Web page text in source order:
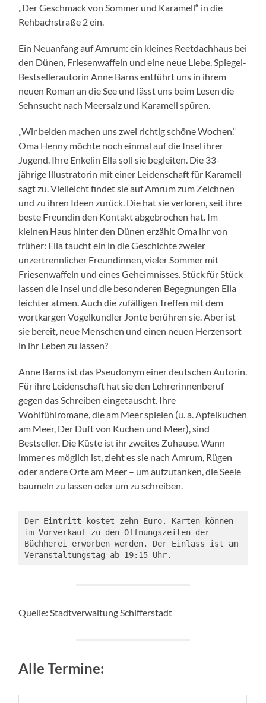
„Der Geschmack von Sommer und Karamell“ in die
Rehbachstraße 2 ein.
Ein Neuanfang auf Amrum: ein kleines Reetdachhaus bei
den Dünen, Friesenwaffeln und eine neue Liebe. Spiegel-
Bestsellerautorin Anne Barns entführt uns in ihrem
neuen Roman an die See und lässt uns beim Lesen die
Sehnsucht nach Meersalz und Karamell spüren.
„Wir beiden machen uns zwei richtig schöne Wochen.“
Oma Henny möchte noch einmal auf die Insel ihrer
Jugend. Ihre Enkelin Ella soll sie begleiten. Die 33-
jährige Illustratorin mit einer Leidenschaft für Karamell
sagt zu. Vielleicht findet sie auf Amrum zum Zeichnen
und zu ihren Ideen zurück. Die hat sie verloren, seit ihre
beste Freundin den Kontakt abgebrochen hat. Im
kleinen Haus hinter den Dünen erzählt Oma ihr von
früher: Ella taucht ein in die Geschichte zweier
unzertrennlicher Freundinnen, vieler Sommer mit
Friesenwaffeln und eines Geheimnisses. Stück für Stück
lassen die Insel und die besonderen Begegnungen Ella
leichter atmen. Auch die zufälligen Treffen mit dem
wortkargen Vogelkundler Jonte berühren sie. Aber ist
sie bereit, neue Menschen und einen neuen Herzensort
in ihr Leben zu lassen?
Anne Barns ist das Pseudonym einer deutschen Autorin.
Für ihre Leidenschaft hat sie den Lehrerinnenberuf
gegen das Schreiben eingetauscht. Ihre
Wohlfühlromane, die am Meer spielen (u. a. Apfelkuchen
am Meer, Der Duft von Kuchen und Meer), sind
Bestseller. Die Küste ist ihr zweites Zuhause. Wann
immer es möglich ist, zieht es sie nach Amrum, Rügen
oder andere Orte am Meer – um aufzutanken, die Seele
baumeln zu lassen oder um zu schreiben.
Der Eintritt kostet zehn Euro. Karten können
im Vorverkauf zu den Öffnungszeiten der
Büchherei erworben werden. Der Einlass ist am
Veranstaltungstag ab 19:15 Uhr.
Quelle: Stadtverwaltung Schifferstadt
Alle Termine: